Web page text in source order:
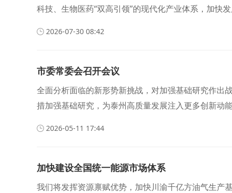
科技、生物医药“双高引领”的现代化产业体系，加快发
2026-07-30 08:42
市委常委会召开会议
全面分析面临的新形势新挑战，对加强基础研究作出
措加强基础研究，为泰州高质量发展注入更多创新动能
2026-05-11 17:44
加快建设全国统一能源市场体系
我们将发挥资源禀赋优势，加快川渝千亿方油气生产